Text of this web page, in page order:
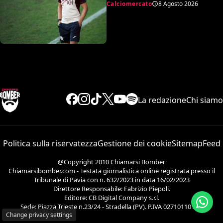
Calciomercato 8 Agosto 2026
La redazioneChi siamo
Politica sulla riservatezzaGestione dei cookieSitemapFeed
@Copyright 2010 Chiamarsi Bomber
Chiamarsibomber.com - Testata giornalistica online registrata presso il
Tribunale di Pavia con n. 632/2023 in data 16/02/2023
Direttore Responsabile: Fabrizio Piepoli.
Editore: CB Digital Company s.r.l.
Sede: Piazza Trieste n.23/24 - Stradella (PV). P.IVA 02710110186.
Change privacy settings